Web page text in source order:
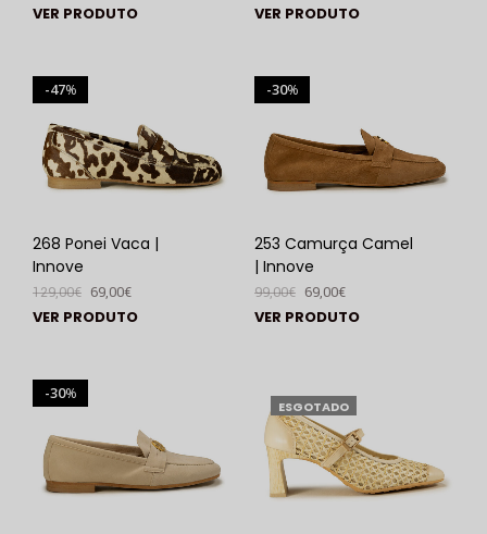
VER PRODUTO VER PRODUTO
%
47
268 Ponei Vaca |
Innove
129,00€ 69,00€
VER PRODUTO
%
30
253 Camurça Camel
| Innove
99,00€ 69,00€
VER PRODUTO
%
30
ESGOTADO